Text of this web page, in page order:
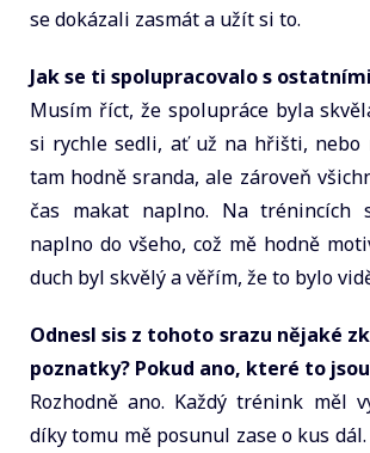
se dokázali zasmát a užít si to.
Jak se ti spolupracovalo s
Musím říct, že spolupráce byla
si rychle sedli, ať už na hřišti, nebo
tam hodně sranda, ale zároveň
čas makat naplno. Na trénincích
naplno do všeho, což mě hodně
duch byl skvělý a věřím, že to bylo
Odnesl sis z tohoto srazu nějaké
poznatky? Pokud ano, které to
Rozhodně ano. Každý trénink měl
díky tomu mě posunul zase o kus